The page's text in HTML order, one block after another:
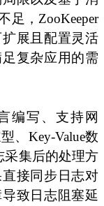
足，ZooKeeper
展且配置灵活
复杂应用的需
编写、支持网
、Key-Value数
采集后的处理方
接同步日志对
致日志阻塞延